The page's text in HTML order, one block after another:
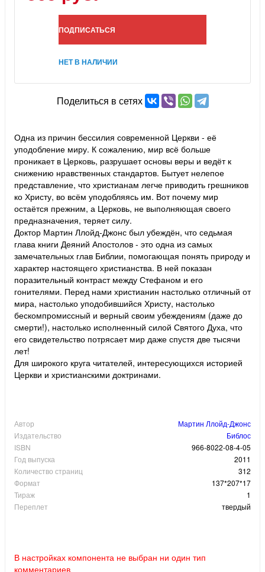
ПОДПИСАТЬСЯ
НЕТ В НАЛИЧИИ
Поделиться в сетях
Одна из причин бессилия современной Церкви - её
уподобление миру. К сожалению, мир всё больше
проникает в Церковь, разрушает основы веры и ведёт к
снижению нравственных стандартов. Бытует нелепое
представление, что христианам легче приводить грешников
ко Христу, во всём уподобляясь им. Вот почему мир
остаётся прежним, а Церковь, не выполняющая своего
предназначения, теряет силу.
Доктор Мартин Ллойд-Джонс был убеждён, что седьмая
глава книги Деяний Апостолов - это одна из самых
замечательных глав Библии, помогающая понять природу и
характер настоящего христианства. В ней показан
поразительный контраст между Стефаном и его
гонителями. Перед нами христианин настолько отличный от
мира, настолько уподобившийся Христу, настолько
бескомпромиссный и верный своим убеждениям (даже до
смерти!), настолько исполненный силой Святого Духа, что
его свидетельство потрясает мир даже спустя две тысячи
лет!
Для широкого круга читателей, интересующихся историей
Церкви и христианскими доктринами.
Автор
Мартин Ллойд-Джонс
Издательство
Библос
ISBN
966-8022-08-4-05
Год выпуска
2011
Количество страниц
312
Формат
137*207*17
Тираж
1
Переплет
твердый
В настройках компонента не выбран ни один тип
комментариев